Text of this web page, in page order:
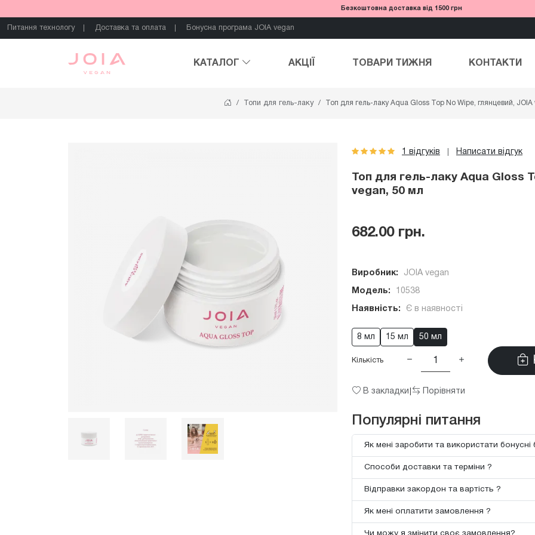
Безкоштовна доставка від 1500 грн
Питання технологу Доставка та оплата Бонусна програма JOIA vegan
КАТАЛОГ АКЦІЇ ТОВАРИ ТИЖНЯ КОНТАКТИ
Топи для гель-лаку Топ для гель-лаку Aqua Gloss Top No Wipe, глянцевий,
1 відгуків Написати відгук
Топ для гель-лаку Aqua Gloss
vegan, 50 мл
682.00 грн.
Виробник: JOIA vegan
Модель: 10538
Наявність: Є в наявності
8 мл 15 мл 50 мл
Кількість
В закладки Порівняти
Популярні питання
Як мені заробити та використати бонусні
Способи доставки та терміни ?
Відправки закордон та вартість ?
Як мені оплатити замовлення ?